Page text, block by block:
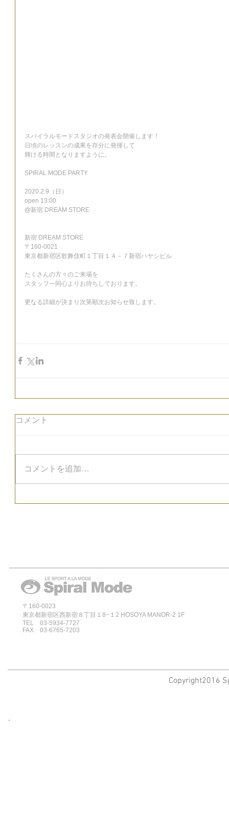
スパイラルモードスタジオの発表会開催します！
日頃のレッスンの成果を存分に発揮して
輝ける時間となりますように。
SPIRAL MODE PARTY
2020.2.9（日）
open 13:00
@新宿 DREAM STORE
新宿 DREAM STORE
〒160-0021
東京都新宿区歌舞伎町１丁目１４－７新宿ハヤシビル
たくさんの方々のご来場を
スタッフ一同心よりお待ちしております。
更なる詳細が決まり次第順次お知らせ致します。
コメント
コメントを追加…
〒160-0023
東京都新宿区西新宿８丁目１8−１2 HOSOYA MANOR-2 1F
TEL 03-5934-7727
FAX 03-6765-7203
Copyright2016